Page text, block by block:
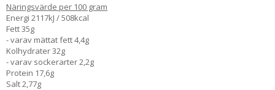
Näringsvärde per 100 gram
Energi 2117kJ / 508kcal
Fett 35g
- varav mättat fett 4,4g
Kolhydrater 32g
- varav sockerarter 2,2g
Protein 17,6g
Salt 2,77g